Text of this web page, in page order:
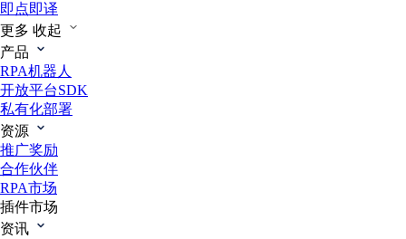
即点即译
更多 收起
产品
RPA机器人
开放平台SDK
私有化部署
资源
推广奖励
合作伙伴
RPA市场
插件市场
资讯